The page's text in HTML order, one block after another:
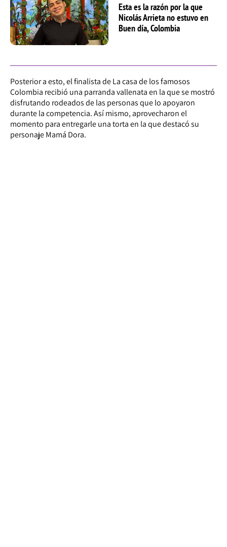
Esta es la razón por la que
Nicolás Arrieta no estuvo en
Buen día, Colombia
Posterior a esto, el finalista de La casa de los famosos
Colombia recibió una parranda vallenata en la que se mostró
disfrutando rodeados de las personas que lo apoyaron
durante la competencia. Así mismo, aprovecharon el
momento para entregarle una torta en la que destacó su
personaje Mamá Dora.